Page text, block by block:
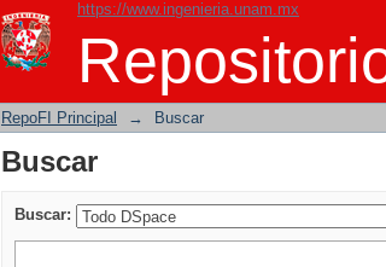
https://www.ingenieria.unam.mx
Buscar
RepoFI Principal → Buscar
Buscar
Buscar: